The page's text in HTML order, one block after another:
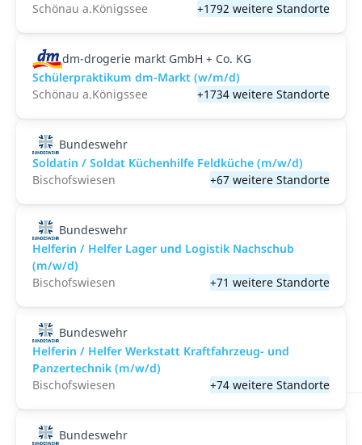
Schönau a.Königssee
+1792 weitere Standorte
dm-drogerie markt GmbH + Co. KG
Schülerpraktikum dm-Markt (w/m/d)
Schönau a.Königssee
+1734 weitere Standorte
Bundeswehr
Soldatin / Soldat Küchenhilfe Feldküche (m/w/d)
Bischofswiesen
+67 weitere Standorte
Bundeswehr
Helferin / Helfer Lager und Logistik Nachschub
(m/w/d)
Bischofswiesen
+71 weitere Standorte
Bundeswehr
Helferin / Helfer Werkstatt Kraftfahrzeug- und
Panzertechnik (m/w/d)
Bischofswiesen
+74 weitere Standorte
Bundeswehr